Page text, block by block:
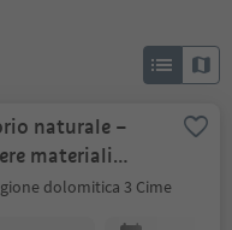
naturale –
materiali
bricolage
dolomitica 3 Cime